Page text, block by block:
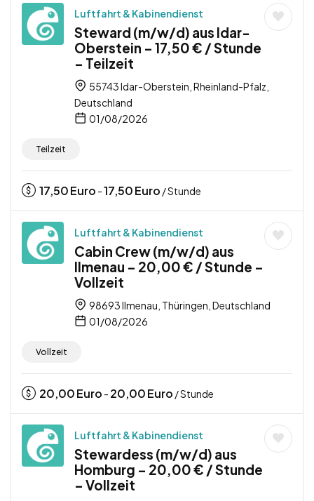
Luftfahrt & Kabinendienst
Steward (m/w/d) aus Idar-
Oberstein – 17,50 € / Stunde
– Teilzeit
55743 Idar-Oberstein, Rheinland-Pfalz,
Deutschland
01/08/2026
Teilzeit
17,50Euro -17,50Euro / Stunde
Luftfahrt & Kabinendienst
Cabin Crew (m/w/d) aus
Ilmenau – 20,00 € / Stunde –
Vollzeit
98693 Ilmenau, Thüringen, Deutschland
01/08/2026
Vollzeit
20,00Euro - 20,00Euro / Stunde
Luftfahrt & Kabinendienst
Stewardess (m/w/d) aus
Homburg – 20,00 € / Stunde
– Vollzeit